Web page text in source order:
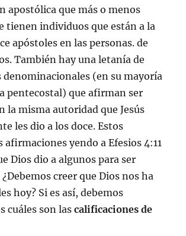
apostólica que más o menos
tienen individuos que están a la
apóstoles en las personas. de
También hay una letanía de
denominacionales (en su mayoría
pentecostal) que afirman ser
la misma autoridad que Jesús
les dio a los doce. Estos
yendo a Efesios 4:11
Dios dio a algunos para ser
creer que Dios nos ha
hoy? Si es así, debemos
cuáles son lascalificaciones de